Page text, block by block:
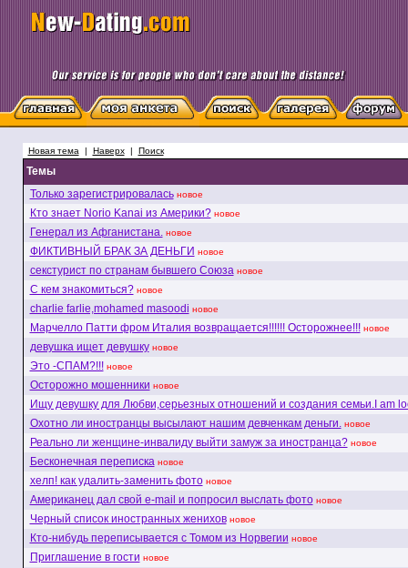
Новая тема | Наверх| Поиск
Темы
Только зарегистрировалась новое
Кто знает Norio Kanai из Америки? новое
Генерал из Афганистана. новое
ФИКТИВНЫЙ БРАК ЗА ДЕНЬГИ новое
секстурист по странам бывшего Союза новое
С кем знакомиться? новое
charlie farlie,mohamed masoodi новое
Марчелло Патти фром Италия возвращается!!!!!! Осторожнее!!! новое
девушка ищет девушку новое
Это -СПАМ?!!! новое
Осторожно мошенники новое
Ищу девушку для Любви,серьезных отношений и создания семьи.I am
Охотно ли иностранцы высылают нашим девченкам деньги.
новое
Реально ли женщине-инвалиду выйти замуж за иностранца? новое
Бесконечная переписка новое
хелп! как удалить-заменить фото новое
Американец дал свой e-mail и попросил выслать фото новое
Черный список иностранных женихов новое
Кто-нибудь переписывается с Томом из Норвегии новое
Приглашение в гости новое